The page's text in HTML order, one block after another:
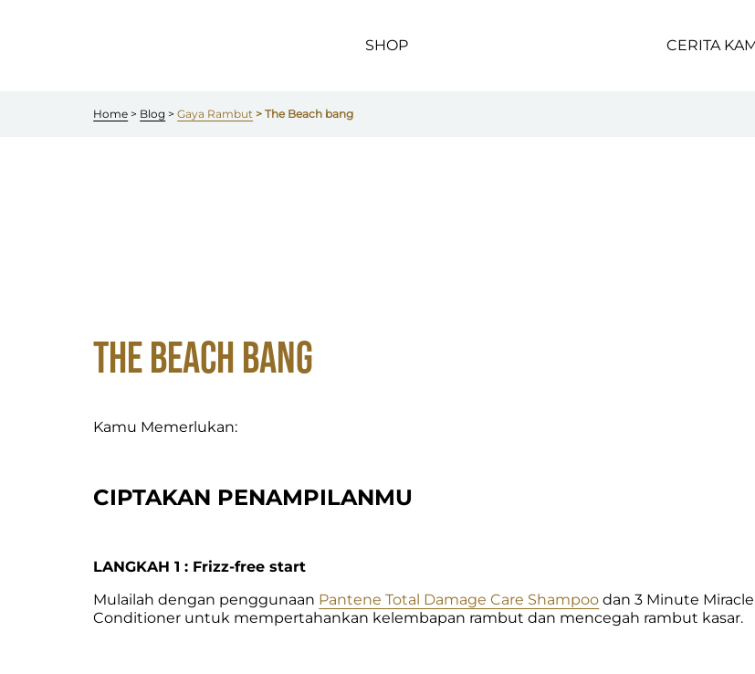
SHOP CERITA
Home > Blog > Gaya Rambut > The Beach bang
THE BEACH BANG
Kamu Memerlukan:
CIPTAKAN PENAMPILANMU
LANGKAH 1 : Frizz-free start
Mulailah dengan penggunaan Pantene Total Damage Care Shampoo dan 3 Minute Miracle
Conditioner untuk mempertahankan kelembapan rambut dan mencegah rambut kasar.